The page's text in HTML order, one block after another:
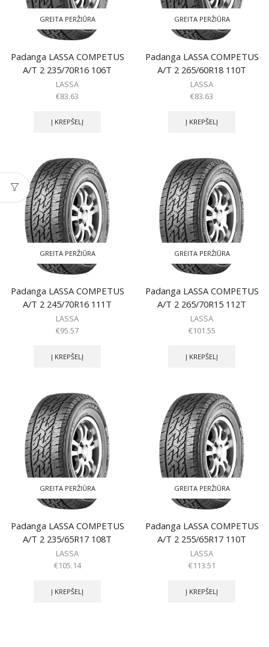
GREITA PERŽIŪRA
Padanga LASSA COMPETUS
A/T 2 235/70R16 106T
LASSA
€83.63
Į KREPŠELĮ
GREITA PERŽIŪRA
Padanga LASSA COMPETUS
A/T 2 265/60R18 110T
LASSA
€83.63
Į KREPŠELĮ
GREITA PERŽIŪRA
Padanga LASSA COMPETUS
A/T 2 245/70R16 111T
LASSA
€95.57
Į KREPŠELĮ
GREITA PERŽIŪRA
Padanga LASSA COMPETUS
A/T 2 265/70R15 112T
LASSA
€101.55
Į KREPŠELĮ
GREITA PERŽIŪRA
Padanga LASSA COMPETUS
A/T 2 235/65R17 108T
LASSA
€105.14
Į KREPŠELĮ
GREITA PERŽIŪRA
Padanga LASSA COMPETUS
A/T 2 255/65R17 110T
LASSA
€113.51
Į KREPŠELĮ